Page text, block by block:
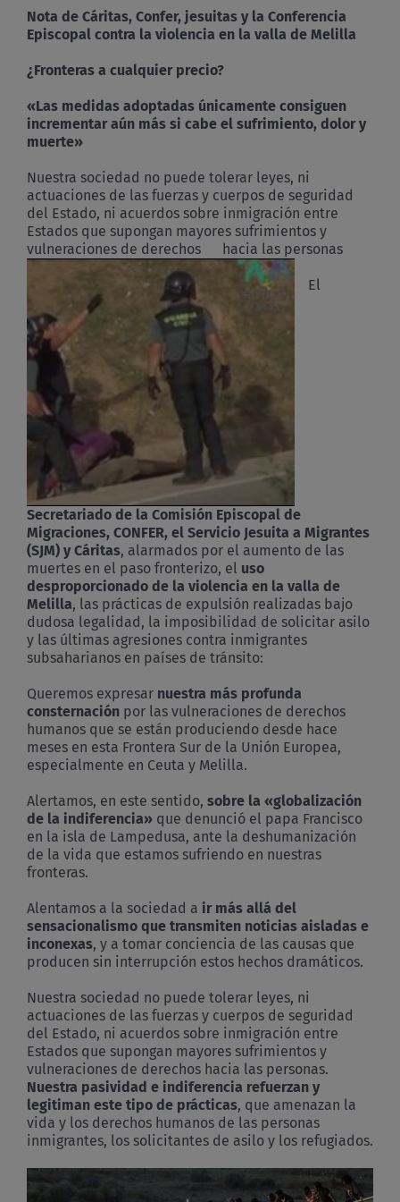
Nota de Cáritas, Confer, jesuitas y la Conferencia
Episcopal contra la violencia en la valla de Melilla
¿Fronteras a cualquier precio?
«Las medidas adoptadas únicamente consiguen
incrementar aún más si cabe el sufrimiento, dolor y
muerte»
Nuestra sociedad no puede tolerar leyes, ni
actuaciones de las fuerzas y cuerpos de seguridad
del Estado, ni acuerdos sobre inmigración entre
Estados que supongan mayores sufrimientos y
vulneraciones de derechos hacia las personas
El
Secretariado de la Comisión Episcopal de
Migraciones, CONFER, el Servicio Jesuita a Migrantes
(SJM) y Cáritas, alarmados por el aumento de las
muertes en el paso fronterizo, el uso
desproporcionado de la violencia en la valla de
Melilla, las prácticas de expulsión realizadas bajo
dudosa legalidad, la imposibilidad de solicitar asilo
y las últimas agresiones contra inmigrantes
subsaharianos en países de tránsito:
Queremos expresar nuestra más profunda
consternación por las vulneraciones de derechos
humanos que se están produciendo desde hace
meses en esta Frontera Sur de la Unión Europea,
especialmente en Ceuta y Melilla.
Alertamos, en este sentido, sobre la «globalización
de la indiferencia» que denunció el papa Francisco
en la isla de Lampedusa, ante la deshumanización
de la vida que estamos sufriendo en nuestras
fronteras.
Alentamos a la sociedad a ir más allá del
sensacionalismo que transmiten noticias aisladas e
inconexas, y a tomar conciencia de las causas que
producen sin interrupción estos hechos dramáticos.
Nuestra sociedad no puede tolerar leyes, ni
actuaciones de las fuerzas y cuerpos de seguridad
del Estado, ni acuerdos sobre inmigración entre
Estados que supongan mayores sufrimientos y
vulneraciones de derechos hacia las personas.
Nuestra pasividad e indiferencia refuerzan y
legitiman este tipo de prácticas, que amenazan la
vida y los derechos humanos de las personas
inmigrantes, los solicitantes de asilo y los refugiados.